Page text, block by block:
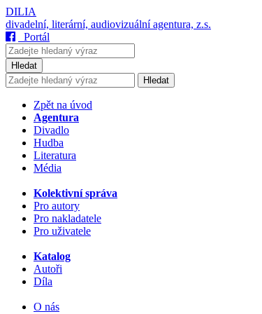
DILIA
divadelní, literární, audiovizuální agentura, z.s.
Portál
Hledat
Hledat
Zpět na úvod
Agentura
Divadlo
Hudba
Literatura
Média
Kolektivní správa
Pro autory
Pro nakladatele
Pro uživatele
Katalog
Autoři
Díla
O nás